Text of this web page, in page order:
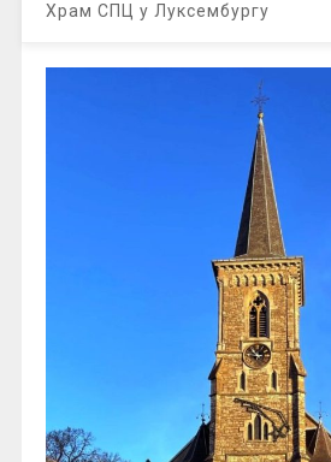
Храм СПЦ у Луксембургу